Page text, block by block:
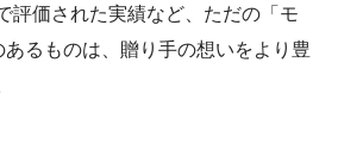
評価された実績など、ただの「モ
あるものは、贈り手の想いをより豊